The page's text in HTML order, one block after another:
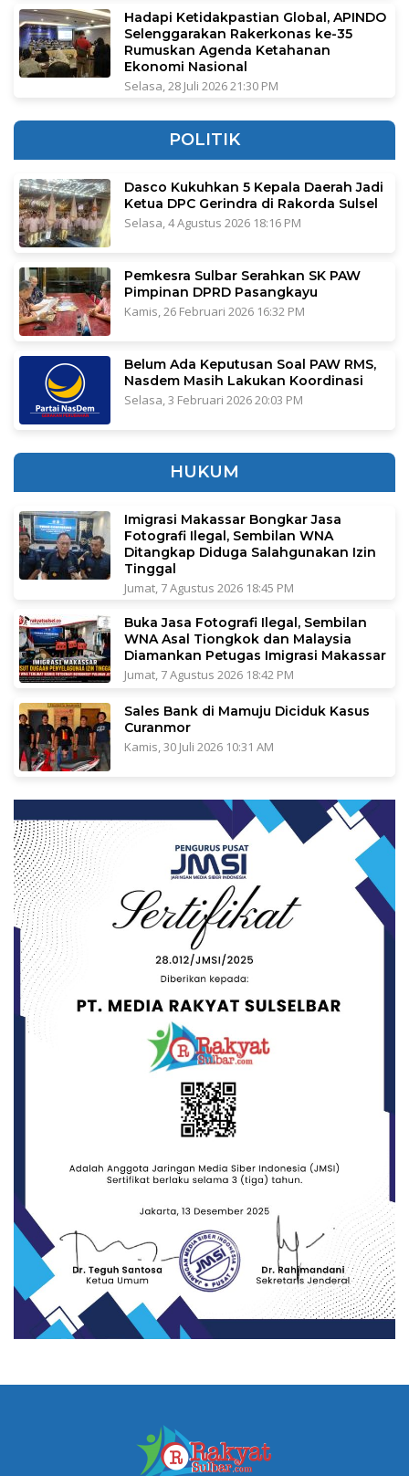
Hadapi Ketidakpastian Global, APINDO
Selenggarakan Rakerkonas ke-35
Rumuskan Agenda Ketahanan
Ekonomi Nasional
Selasa, 28 Juli 2026 21:30 PM
POLITIK
Dasco Kukuhkan 5 Kepala Daerah Jadi
Ketua DPC Gerindra di Rakorda Sulsel
Selasa, 4 Agustus 2026 18:16 PM
Pemkesra Sulbar Serahkan SK PAW
Pimpinan DPRD Pasangkayu
Kamis, 26 Februari 2026 16:32 PM
Belum Ada Keputusan Soal PAW RMS,
Nasdem Masih Lakukan Koordinasi
Selasa, 3 Februari 2026 20:03 PM
HUKUM
Imigrasi Makassar Bongkar Jasa
Fotografi Ilegal, Sembilan WNA
Ditangkap Diduga Salahgunakan Izin
Tinggal
Jumat, 7 Agustus 2026 18:45 PM
Buka Jasa Fotografi Ilegal, Sembilan
WNA Asal Tiongkok dan Malaysia
Diamankan Petugas Imigrasi Makassar
Jumat, 7 Agustus 2026 18:42 PM
Sales Bank di Mamuju Diciduk Kasus
Curanmor
Kamis, 30 Juli 2026 10:31 AM